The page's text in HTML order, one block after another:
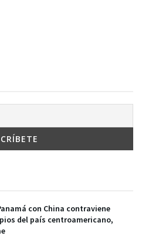
con China contraviene
del país centroamericano,